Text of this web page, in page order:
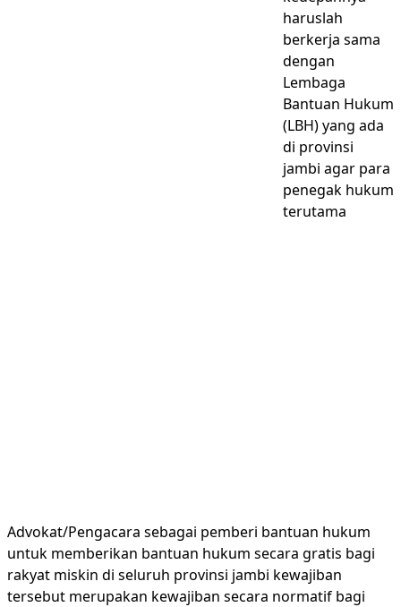
haruslah
berkerja sama
dengan
Lembaga
Bantuan Hukum
(LBH) yang ada
di provinsi
jambi agar para
penegak hukum
terutama
Advokat/Pengacara sebagai pemberi bantuan hukum
untuk memberikan bantuan hukum secara gratis bagi
rakyat miskin di seluruh provinsi jambi kewajiban
tersebut merupakan kewajiban secara normatif bagi